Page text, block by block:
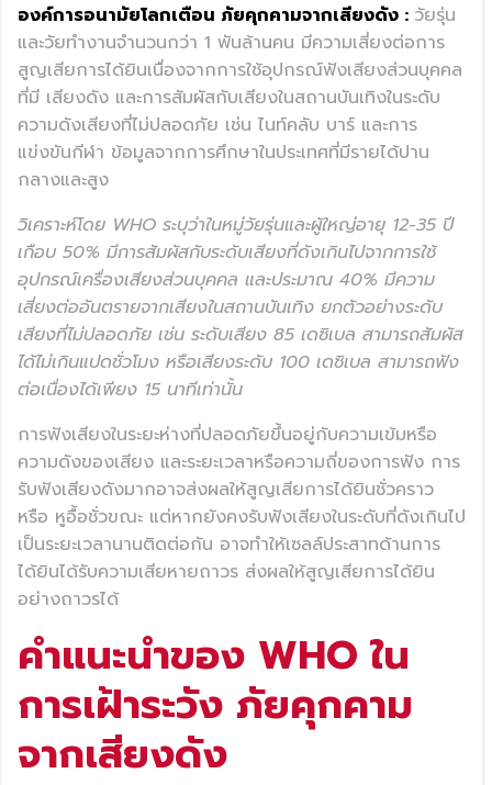
องค์การอนามัยโลกเตือน ภัยคุกคามจากเสียงดัง : วัยรุ่น
และวัยทำงานจำนวนกว่า 1 พันล้านคน มีความเสี่ยงต่อการ
สูญเสียการได้ยินเนื่องจากการใช้อุปกรณ์ฟังเสียงส่วนบุคคล
ที่มี เสียงดัง และการสัมผัสกับเสียงในสถานบันเทิงในระดับ
ความดังเสียงที่ไม่ปลอดภัย เช่น ไนท์คลับ บาร์ และการ
แข่งขันกีฬา ข้อมูลจากการศึกษาในประเทศที่มีรายได้ปาน
กลางและสูง
วิเคราะห์โดย WHO ระบุว่าในหมู่วัยรุ่นและผู้ใหญ่อายุ 12-35 ปี
เกือบ 50% มีการสัมผัสกับระดับเสียงที่ดังเกินไปจากการใช้
อุปกรณ์เครื่องเสียงส่วนบุคคล และประมาณ 40% มีความ
เสี่ยงต่ออันตรายจากเสียงในสถานบันเทิง ยกตัวอย่างระดับ
เสียงที่ไม่ปลอดภัย เช่น ระดับเสียง 85 เดซิเบล สามารถสัมผัส
ได้ไม่เกินแปดชั่วโมง หรือเสียงระดับ 100 เดซิเบล สามารถฟัง
ต่อเนื่องได้เพียง 15 นาทีเท่านั้น
การฟังเสียงในระยะห่างที่ปลอดภัยขึ้นอยู่กับความเข้มหรือ
ความดังของเสียง และระยะเวลาหรือความถี่ของการฟัง การ
รับฟังเสียงดังมากอาจส่งผลให้สูญเสียการได้ยินชั่วคราว
หรือ หูอื้อชั่วขณะ แต่หากยังคงรับฟังเสียงในระดับที่ดังเกินไป
เป็นระยะเวลานานติดต่อกัน อาจทำให้เซลล์ประสาทด้านการ
ได้ยินได้รับความเสียหายถาวร ส่งผลให้สูญเสียการได้ยิน
อย่างถาวรได้
คำแนะนำของ WHO ใน
การเฝ้าระวัง ภัยคุกคาม
จากเสียงดัง